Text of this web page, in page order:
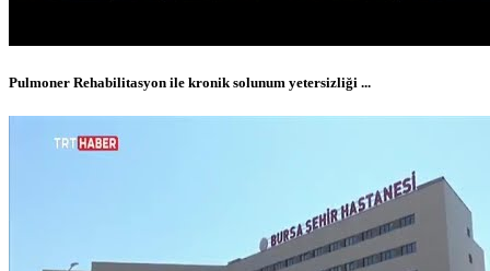
Pulmoner Rehabilitasyon ile kronik solunum yetersizliği ...